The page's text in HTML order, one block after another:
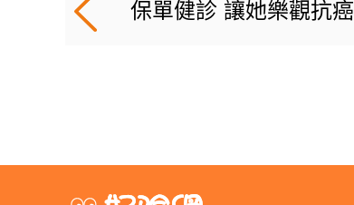
保單健診 讓她樂觀抗癌